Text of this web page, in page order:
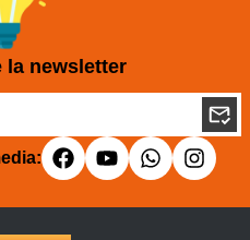
la newsletter